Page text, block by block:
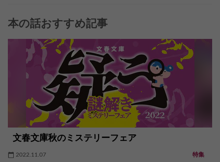
本の話おすすめ記事
文春文庫秋のミステリーフェア
2022.11.07 特集